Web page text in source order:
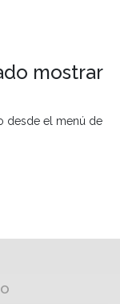
mostrar
desde el menú de